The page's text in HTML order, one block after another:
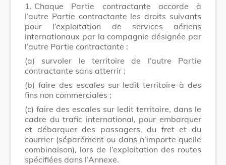
1. Chaque Partie contractante accorde à
l’autre Partie contractante les droits suivants
pour l’exploitation de services aériens
internationaux par la compagnie désignée par
l’autre Partie contractante :
(a) survoler le territoire de l’autre Partie
contractante sans atterrir ;
(b) faire des escales sur ledit territoire à des
fins non commerciales ;
(c) faire des escales sur ledit territoire, dans le
cadre du trafic international, pour embarquer
et débarquer des passagers, du fret et du
courrier (séparément ou dans n’importe quelle
combinaison), lors de l’exploitation des routes
spécifiées dans l’Annexe.